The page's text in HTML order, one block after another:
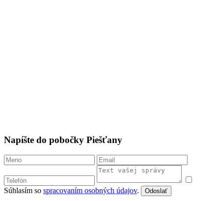
Napíšte do pobočky Piešťany
Súhlasím so spracovaním osobných údajov. Odoslať